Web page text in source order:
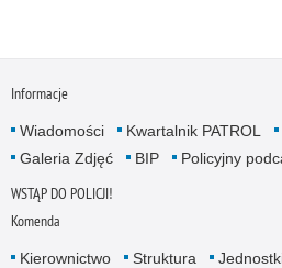
Informacje
Wiadomości Kwartalnik PATROL
Galeria Zdjęć
BIP Policyjny
WSTĄP DO POLICJI!
Komenda
Kierownictwo Struktura